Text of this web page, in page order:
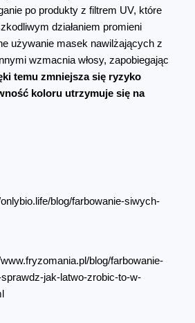
po produkty z filtrem UV, które
działaniem promieni
używanie masek nawilżających z
wzmacnia włosy, zapobiegając
temu zmniejsza się ryzyko
koloru utrzymuje się na
blog/farbowanie-siwych-
blog/farbowanie-
jak-latwo-zrobic-to-w-